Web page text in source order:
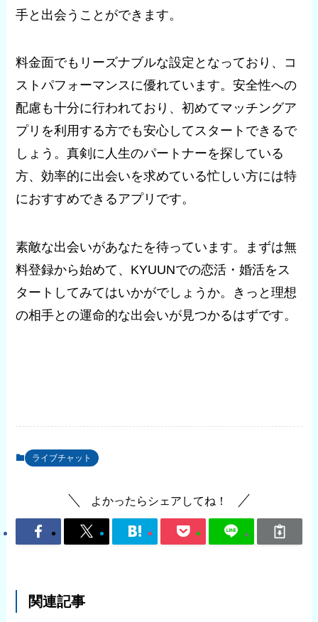
手と出会うことができます。
料金面でもリーズナブルな設定となっており、コ
ストパフォーマンスに優れています。安全性への
配慮も十分に行われており、初めてマッチングア
プリを利用する方でも安心してスタートできるで
しょう。真剣に人生のパートナーを探している
方、効率的に出会いを求めている忙しい方には特
におすすめできるアプリです。
素敵な出会いがあなたを待っています。まずは無
料登録から始めて、KYUUNでの恋活・婚活をス
タートしてみてはいかがでしょうか。きっと理想
の相手との運命的な出会いが見つかるはずです。
ライブチャット
よかったらシェアしてね！
関連記事